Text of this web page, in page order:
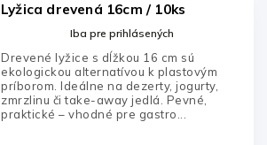
Lyžica drevená 16cm / 10ks
Iba pre prihlásených
Drevené lyžice s dĺžkou 16 cm sú
ekologickou alternatívou k plastovým
príborom. Ideálne na dezerty, jogurty,
zmrzlinu či take-away jedlá. Pevné,
praktické – vhodné pre gastro...